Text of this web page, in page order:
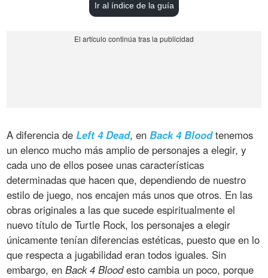
Ir al índice de la guía
A diferencia deLeft 4 Dead, enBack 4 Bloodtenemos
un elenco mucho más amplio de personajes a elegir, y
cada uno de ellos posee unas características
determinadas que hacen que, dependiendo de nuestro
estilo de juego, nos encajen más unos que otros. En las
obras originales a las que sucede espiritualmente el
nuevo título de Turtle Rock, los personajes a elegir
únicamente tenían diferencias estéticas, puesto que en lo
que respecta a jugabilidad eran todos iguales. Sin
embargo, enBack 4 Bloodesto cambia un poco, porque